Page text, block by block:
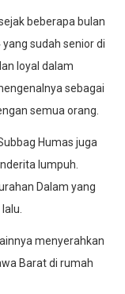
beberapa bulan
sudah senior di
loyal dalam
sebagai
semua orang.
Humas juga
lumpuh.
Dalam yang
menyerahkan
Barat di rumah